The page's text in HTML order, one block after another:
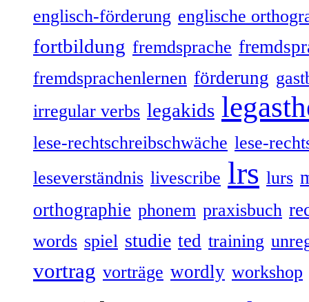
englisch-förderung englische
fortbildung fremdsprache
fremdsprachenlernen förderung
irregular verbs legakids
lese-rechtschreibschwäche lese-
leseverständnis livescribe lrs lurs
orthographie phonem praxisbuch
words spiel studie ted training
vortrag vorträge wordly workshop